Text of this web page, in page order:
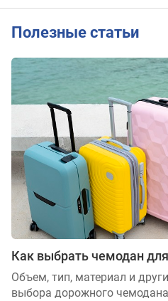
Полезные статьи
Как выбрать чемодан
Объем, тип, материал и
выбора дорожного чемодана